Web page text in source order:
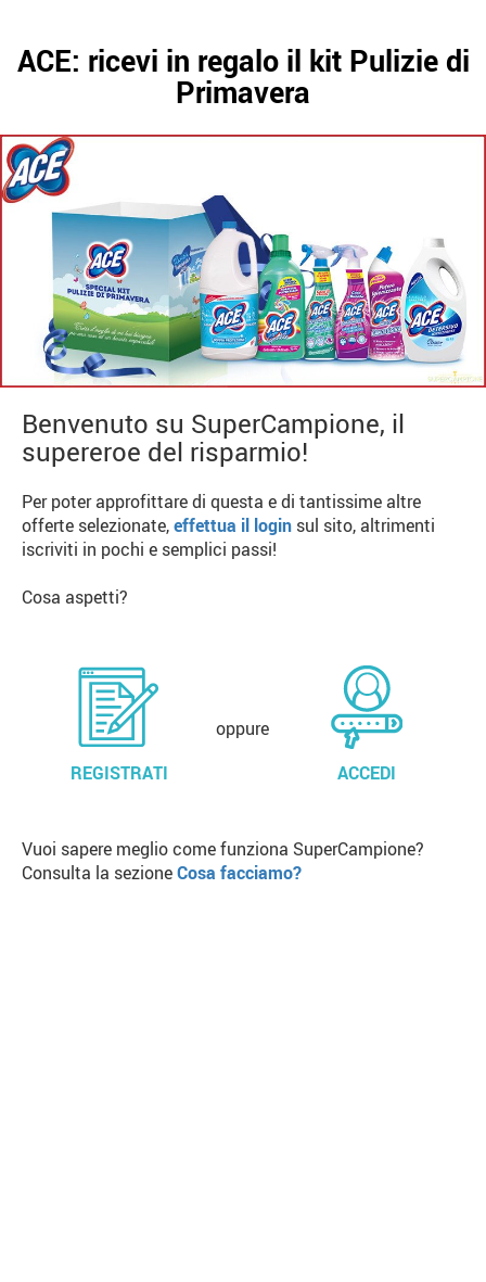
ACE: ricevi in regalo il kit Pulizie di
Primavera
Benvenuto su SuperCampione, il
supereroe del risparmio!
Per poter approfittare di questa e di tantissime altre
offerte selezionate,effettua il login sul sito, altrimenti
iscriviti in pochi e semplici passi!
Cosa aspetti?
REGISTRATI
oppure
ACCEDI
Vuoi sapere meglio come funziona SuperCampione?
Consulta la sezioneCosa facciamo?